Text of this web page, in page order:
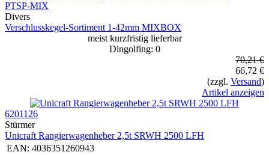
PTSP-MIX
Divers
Verschlusskegel-Sortiment 1-42mm MIXBOX
meist kurzfristig lieferbar
Dingolfing: 0
70,21 €
66,72 €
(zzgl. Versand)
Artikel anzeigen
6201126
Stürmer
Unicraft Rangierwagenheber 2,5t SRWH 2500 LFH
EAN: 4036351260943